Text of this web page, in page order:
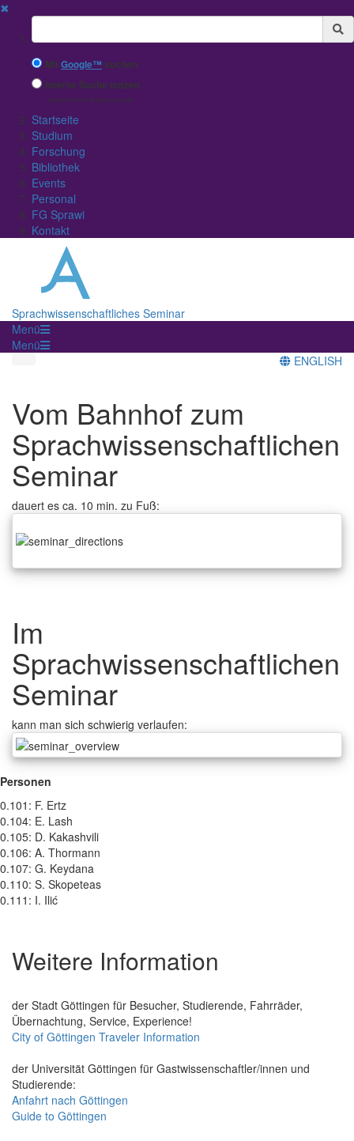
✖
Suchbegriff
MitGoogle™ suchen
Interne Suche nutzen
(eingeschränkte Ergebnisqualität)
Startseite
Studium
Forschung
Bibliothek
Events
Personal
FG Sprawi
Kontakt
Sprachwissenschaftliches Seminar
Menü
Menü
ENGLISH
Vom Bahnhof zum
Sprachwissenschaftlichen
Seminar
dauert es ca. 10 min. zu Fuß:
Im
Sprachwissenschaftlichen
Seminar
kann man sich schwierig verlaufen:
Personen
0.101: F. Ertz
0.104: E. Lash
0.105: D. Kakashvili
0.106: A. Thormann
0.107: G. Keydana
0.110: S. Skopeteas
0.111: I. Ilić
Weitere Information
der Stadt Göttingen für Besucher, Studierende, Fahrräder,
Übernachtung, Service, Experience!
City of Göttingen Traveler Information
der Universität Göttingen für Gastwissenschaftler/innen und
Studierende:
Anfahrt nach Göttingen
Guide to Göttingen